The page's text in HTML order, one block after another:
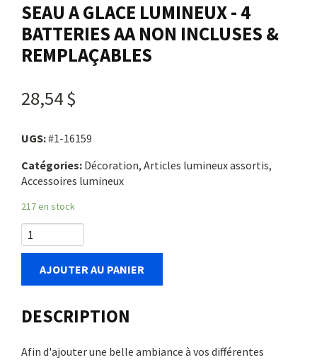
Panier
English
SEAU A GLACE LUMINEUX - 4
BATTERIES AA NON INCLUSES &
REMPLAÇABLES
28,54 $
UGS:#1-16159
Catégories: Décoration, Articles lumineux assortis,
Accessoires lumineux
217 en stock
AJOUTER AU PANIER
DESCRIPTION
Afin d'ajouter une belle ambiance à vos différentes